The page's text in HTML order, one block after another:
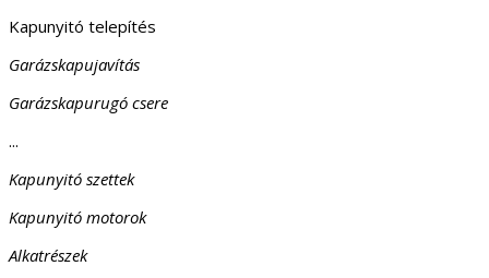
Kapunyitó telepítés
Garázskapujavítás
Garázskapurugó csere
...
Kapunyitó szettek
Kapunyitó motorok
Alkatrészek